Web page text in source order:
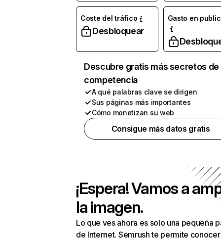
Coste del tráfico
Desbloquear
Gasto en
Descubre gratis más secretos de
competencia
A qué palabras clave se dirigen
Sus páginas más importantes
Cómo monetizan su web
Consigue más datos gratis
¡Espera! Vamos a
la imagen.
Lo que ves ahora es solo una pequeña
de Internet. Semrush te permite